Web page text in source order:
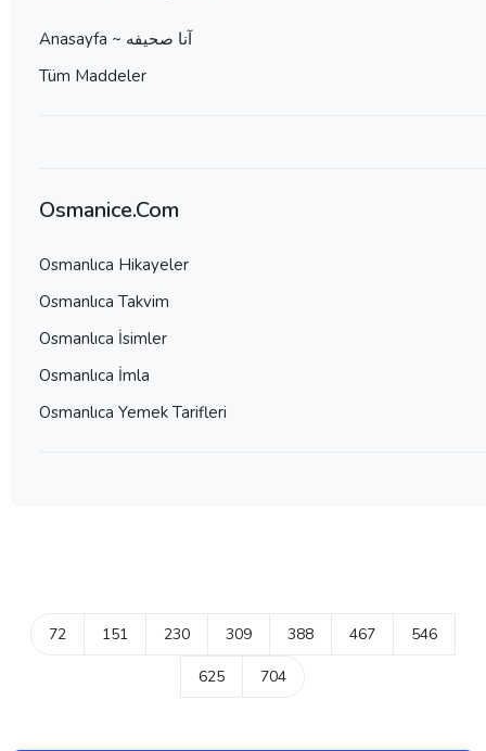
Anasayfa ~ آنا صحيفه
Tüm Maddeler
Osmanice.Com
Osmanlıca Hikayeler
Osmanlıca Takvim
Osmanlıca İsimler
Osmanlıca İmla
Osmanlıca Yemek Tarifleri
72 151 230 309 388 467 546
625 704